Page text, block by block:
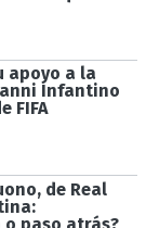
apoyo a la
Infantino
FIFA
de Real